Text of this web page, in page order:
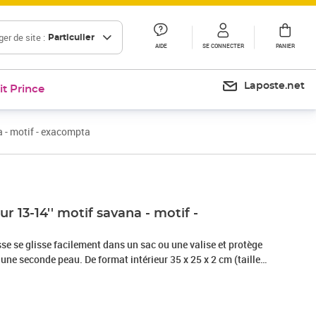
de site : Particulier
AIDE SE CONNECTER PANIER
Prince Laposte.net
- motif - exacompta
13-14'' motif savana - motif -
se glisse facilement dans un sac ou une valise et protège
seconde peau. De format intérieur 35 x 25 x 2 cm (taille
elle est compatible avec tout ordinateur portable
Finitions soignées : poignée rétractable pour une bonne